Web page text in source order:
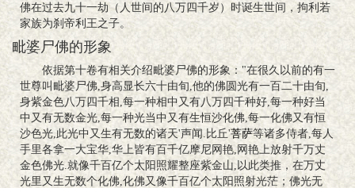
佛在过去九十一劫（人世间的八万四千岁）时诞生世间，拘利若
家族为刹帝利王之子。
毗婆尸佛的形象
依据第十卷有相关介绍毗婆尸佛的形象："在很久以前的有一
世尊叫毗婆尸佛,身高显长六十由旬,他的佛圆光有一百二十由旬,
身紫金色八万四千相,每一种相中又有八万四千种好,每一种好当
中又有无数金光,每一种光当中又有生恒沙化佛,每一化佛又有恒
沙色光,此光中又生有无数的诸天'声闻.比丘'菩萨等诸多侍者,每人
手里各拿一大宝华,华上皆有百千亿摩尼网艳,网艳上放射千万丈
金色佛光.就像千百亿个太阳照耀整座紫金山,以此类推，在万丈
光里又生无数个化佛,化佛又像千百亿个太阳照射光茫；佛光无